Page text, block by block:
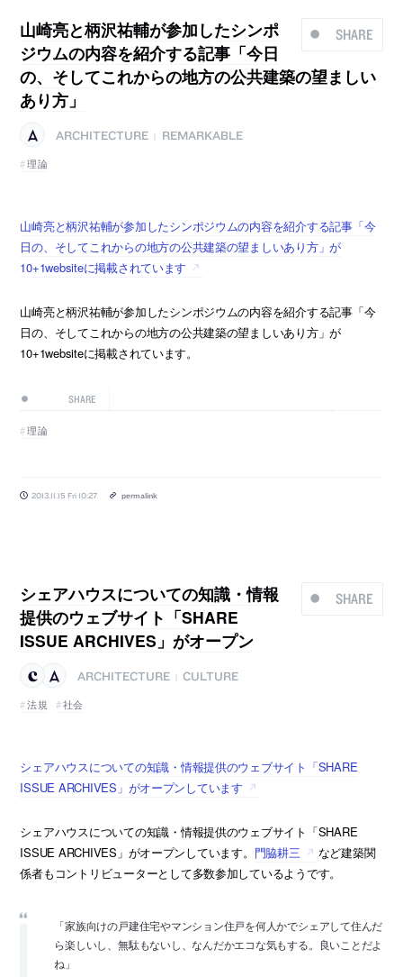
SHARE
山崎亮と柄沢祐輔が参加したシンポ
ジウムの内容を紹介する記事「今日
の、そしてこれからの地方の公共建築の望ましい
あり方」
ARCHITECTURE
REMARKABLE
理論
山崎亮と柄沢祐輔が参加したシンポジウムの内容を紹介する記事「今
日の、そしてこれからの地方の公共建築の望ましいあり方」が
10+1websiteに掲載されています
山崎亮と柄沢祐輔が参加したシンポジウムの内容を紹介する記事「今
日の、そしてこれからの地方の公共建築の望ましいあり方」が
10+1websiteに掲載されています。
SHARE
理論
2013.11.15 Fri 10:27 permalink
SHARE
シェアハウスについての知識・情報
提供のウェブサイト「SHARE
ISSUE ARCHIVES」がオープン
ARCHITECTURE
CULTURE
法規
社会
シェアハウスについての知識・情報提供のウェブサイト「SHARE
ISSUE ARCHIVES」がオープンしています
シェアハウスについての知識・情報提供のウェブサイト「SHARE
ISSUE ARCHIVES」がオープンしています。 門脇耕三
など建築関
係者もコントリビューターとして多数参加しているようです。
「家族向けの戸建住宅やマンション住戸を何人かでシェアして住んだ
ら楽しいし、無駄もないし、なんだかエコな気もする。良いことだよ
ね」